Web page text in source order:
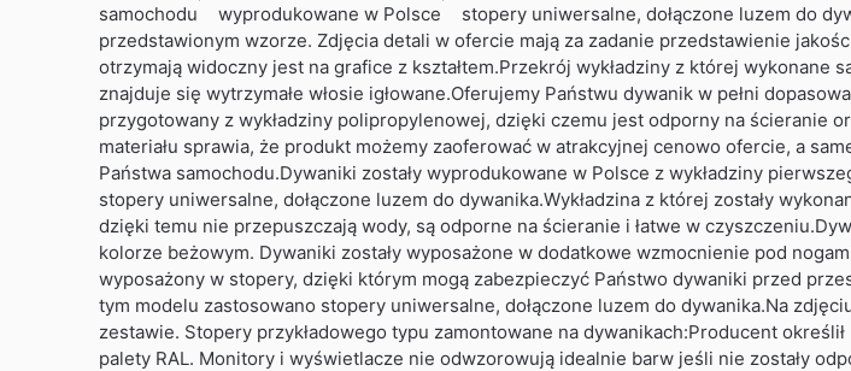
samochodu wyprodukowane w Polsce
stopery uniwersalne, dołączone luzem do
przedstawionym wzorze. Zdjęcia detali w ofercie mają za zadanie przedstawienie
otrzymają widoczny jest na grafice z kształtem.Przekrój wykładziny z której
znajduje się wytrzymałe włosie igłowane.Oferujemy Państwu dywanik w pełni
przygotowany z wykładziny polipropylenowej, dzięki czemu jest odporny na ścieranie
materiału sprawia, że produkt możemy zaoferować w atrakcyjnej cenowo ofercie, a
Państwa samochodu.Dywaniki zostały wyprodukowane w Polsce z wykładziny
stopery uniwersalne, dołączone luzem do dywanika.Wykładzina z której zostały
dzięki temu nie przepuszczają wody, są odporne na ścieranie i łatwe w
kolorze beżowym. Dywaniki zostały wyposażone w dodatkowe wzmocnienie pod
wyposażony w stopery, dzięki którym mogą zabezpieczyć Państwo dywaniki przed
tym modelu zastosowano stopery uniwersalne, dołączone luzem do dywanika.Na
zestawie. Stopery przykładowego typu zamontowane na dywanikach:Producent
palety RAL. Monitory i wyświetlacze nie odwzorowują idealnie barw jeśli nie zostały